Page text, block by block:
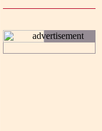
advertisement